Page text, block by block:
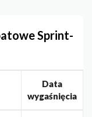
Sprint-
Data
wygaśnięcia